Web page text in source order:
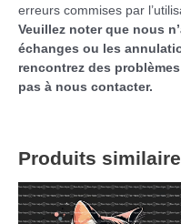
erreurs commises par
Veuillez noter que nous
échanges ou les
rencontrez des
pas à nous contacter.
Produits